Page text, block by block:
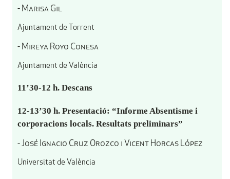
- Marisa Gil
Ajuntament de Torrent
- Mireya Royo Conesa
Ajuntament de València
11’30-12 h. Descans
12-13’30 h. Presentació: “Informe Absentisme i
corporacions locals. Resultats preliminars”
- José Ignacio Cruz Orozco i Vicent Horcas López
Universitat de València